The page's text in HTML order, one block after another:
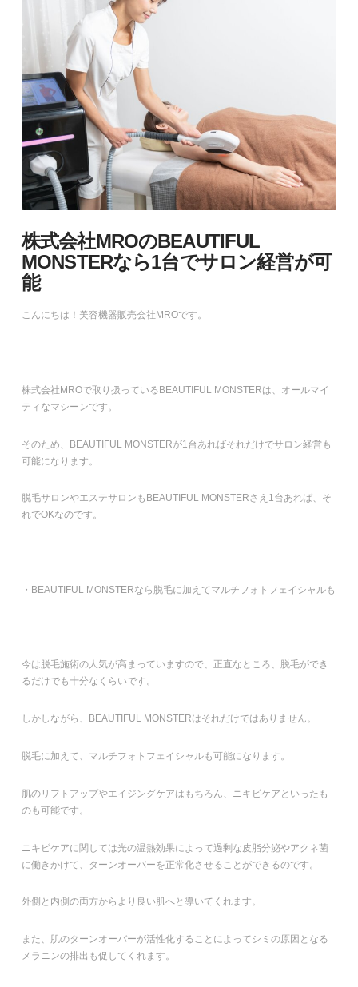
株式会社MROのBEAUTIFUL
MONSTERなら1台でサロン経営が可
能
こんにちは！美容機器販売会社MROです。
株式会社MROで取り扱っているBEAUTIFUL MONSTERは、オールマイ
ティなマシーンです。
そのため、BEAUTIFUL MONSTERが1台あればそれだけでサロン経営も
可能になります。
脱毛サロンやエステサロンもBEAUTIFUL MONSTERさえ1台あれば、そ
れでOKなのです。
・BEAUTIFUL MONSTERなら脱毛に加えてマルチフォトフェイシャルも
今は脱毛施術の人気が高まっていますので、正直なところ、脱毛ができ
るだけでも十分なくらいです。
しかしながら、BEAUTIFUL MONSTERはそれだけではありません。
脱毛に加えて、マルチフォトフェイシャルも可能になります。
肌のリフトアップやエイジングケアはもちろん、ニキビケアといったも
のも可能です。
ニキビケアに関しては光の温熱効果によって過剰な皮脂分泌やアクネ菌
に働きかけて、ターンオーバーを正常化させることができるのです。
外側と内側の両方からより良い肌へと導いてくれます。
また、肌のターンオーバーが活性化することによってシミの原因となる
メラニンの排出も促してくれます。